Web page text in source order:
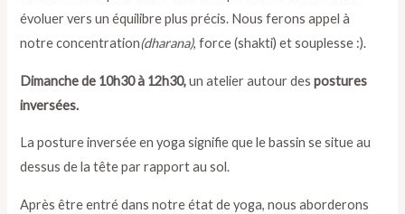
évoluer vers un équilibre plus précis. Nous ferons appel à
notre concentration(dharana), force (shakti) et souplesse :).
Dimanche de 10h30 à 12h30,un atelier autour despostures
inversées.
La posture inversée en yoga signifie que le bassin se situe au
dessus de la tête par rapport au sol.
Après être entré dans notre état de yoga, nous aborderons